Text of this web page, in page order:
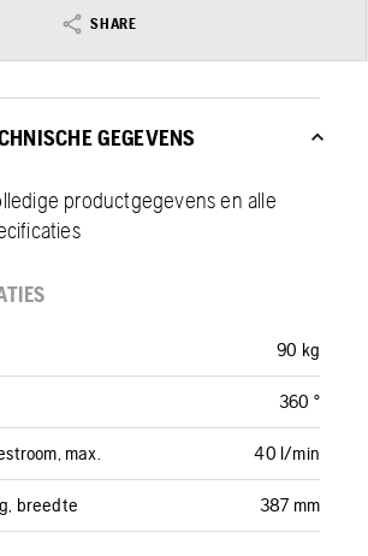
SHARE
GEGEVENS
productgegevens en alle
90 kg
360 °
max. 40 l/min
breedte 387 mm